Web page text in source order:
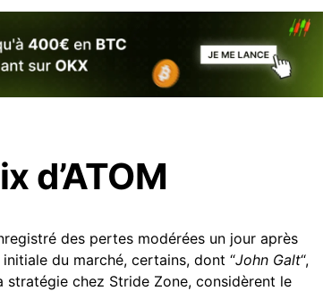
d’ATOM
des pertes modérées un jour après
du marché, certains, dont “John Galt“,
stratégie chez Stride Zone, considèrent le